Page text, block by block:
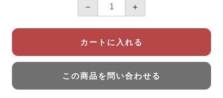
カートに入れる
この商品を問い合わせる